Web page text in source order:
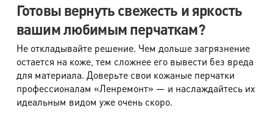
Жилет, болеро (недорогой мех)
Шкура натуральная (за кв.м.)
620 руб.
Изделия из искусственного меха
Наименование работ
Готовы вернуть свежесть и яркость
вашим любимым перчаткам?
Не откладывайте решение. Чем дольше загрязнение
остается на коже, тем сложнее его вывести без вреда
для материала. Доверьте свои кожаные перчатки
профессионалам «Ленремонт» — и наслаждайтесь их
идеальным видом уже очень скоро.